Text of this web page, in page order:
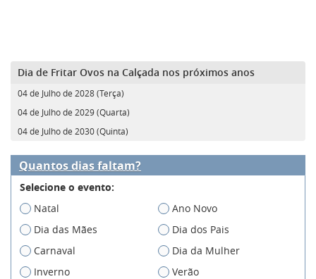
Dia de Fritar Ovos na Calçada nos próximos anos
04 de Julho de 2028 (Terça)
04 de Julho de 2029 (Quarta)
04 de Julho de 2030 (Quinta)
Quantos dias faltam?
Selecione o evento:
Natal
Ano Novo
Dia das Mães
Dia dos Pais
Carnaval
Dia da Mulher
Inverno
Verão